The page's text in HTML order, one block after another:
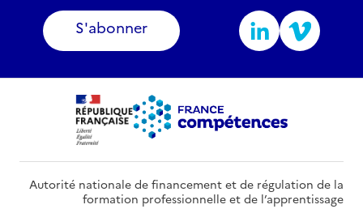
S'abonner
Autorité nationale de financement et de régulation de la
formation professionnelle et de l’apprentissage